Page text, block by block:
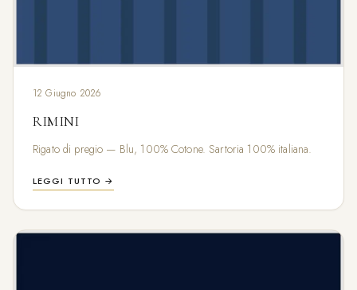
12 Giugno 2026
RIMINI
Rigato di pregio — Blu, 100% Cotone. Sartoria 100% italiana.
LEGGI TUTTO →